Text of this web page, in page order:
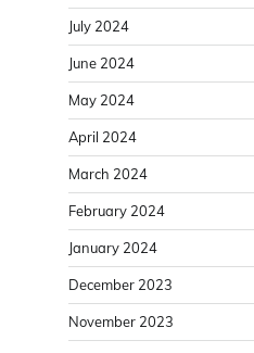
July 2024
June 2024
May 2024
April 2024
March 2024
February 2024
January 2024
December 2023
November 2023